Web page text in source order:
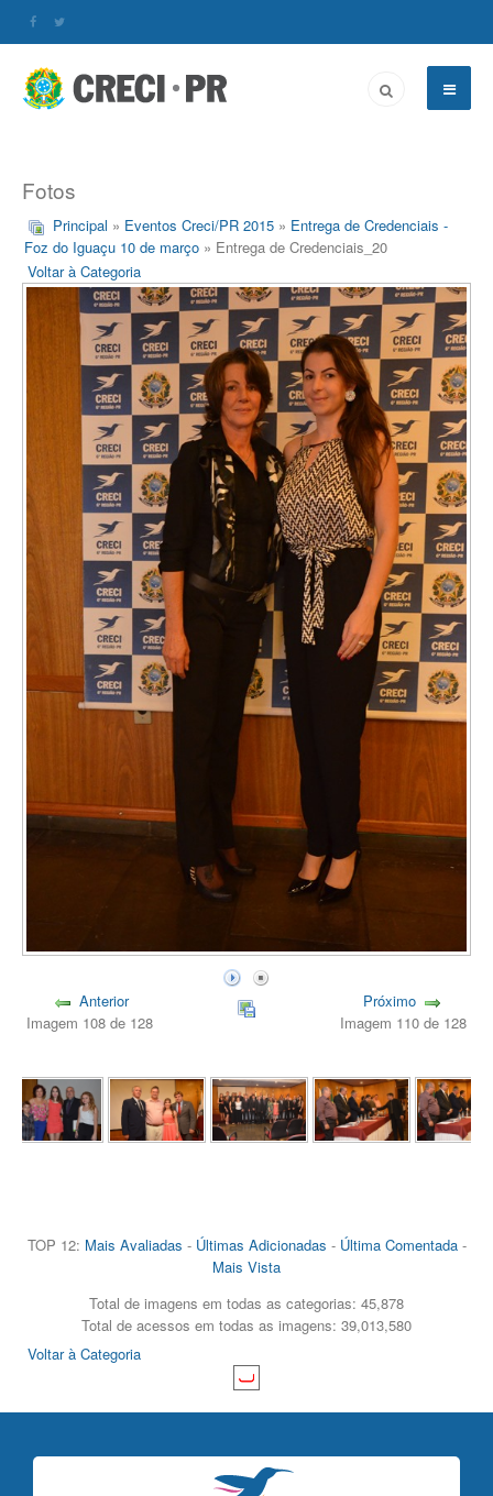
Fotos
Principal » Eventos Creci/PR 2015 » Entrega de Credenciais -
Foz do Iguaçu 10 de março » Entrega de Credenciais_20
Voltar à Categoria
Anterior
Imagem 108 de 128
Próximo
Imagem 110 de 128
TOP 12: Mais Avaliadas - Últimas Adicionadas - Última Comentada-
Mais Vista
Total de imagens em todas as categorias: 45,878
Total de acessos em todas as imagens: 39,013,580
Voltar à Categoria